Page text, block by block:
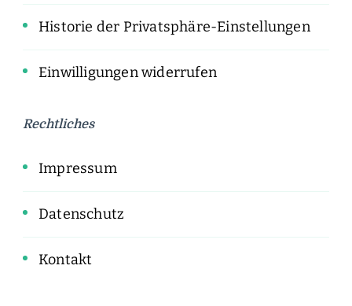
Historie der Privatsphäre-Einstellungen
Einwilligungen widerrufen
Rechtliches
Impressum
Datenschutz
Kontakt